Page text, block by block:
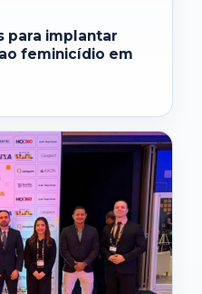
para implantar
feminicídio em